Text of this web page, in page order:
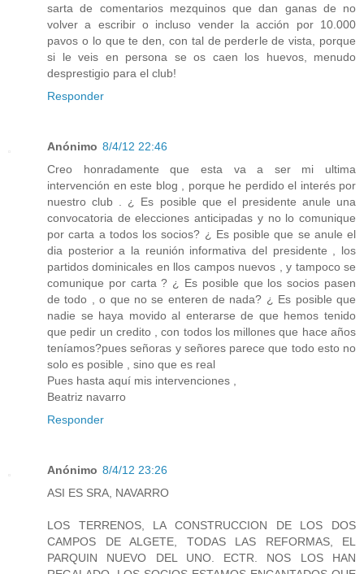
sarta de comentarios mezquinos que dan ganas de no
volver a escribir o incluso vender la acción por 10.000
pavos o lo que te den, con tal de perderle de vista, porque
si le veis en persona se os caen los huevos, menudo
desprestigio para el club!
Responder
Anónimo 8/4/12 22:46
Creo honradamente que esta va a ser mi ultima
intervención en este blog , porque he perdido el interés por
nuestro club . ¿ Es posible que el presidente anule una
convocatoria de elecciones anticipadas y no lo comunique
por carta a todos los socios? ¿ Es posible que se anule el
dia posterior a la reunión informativa del presidente , los
partidos dominicales en llos campos nuevos , y tampoco se
comunique por carta ? ¿ Es posible que los socios pasen
de todo , o que no se enteren de nada? ¿ Es posible que
nadie se haya movido al enterarse de que hemos tenido
que pedir un credito , con todos los millones que hace años
teníamos?pues señoras y señores parece que todo esto no
solo es posible , sino que es real
Pues hasta aquí mis intervenciones ,
Beatriz navarro
Responder
Anónimo 8/4/12 23:26
ASI ES SRA, NAVARRO
LOS TERRENOS, LA CONSTRUCCION DE LOS DOS
CAMPOS DE ALGETE, TODAS LAS REFORMAS, EL
PARQUIN NUEVO DEL UNO. ECTR. NOS LOS HAN